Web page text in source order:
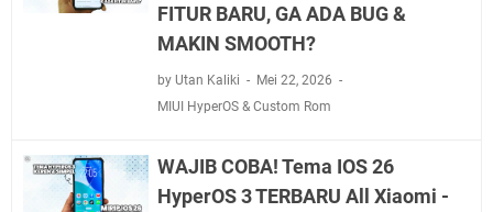
FITUR BARU, GA ADA BUG &
MAKIN SMOOTH?
by Utan Kaliki
Mei 22, 2026
MIUI HyperOS & Custom Rom
WAJIB COBA! Tema IOS 26
HyperOS 3 TERBARU All Xiaomi -